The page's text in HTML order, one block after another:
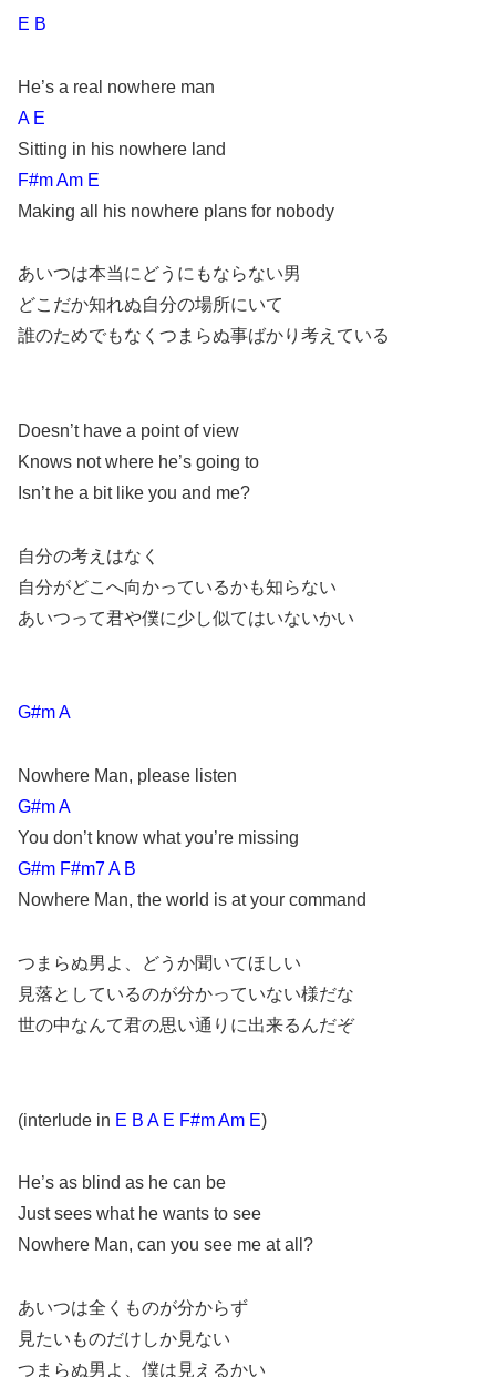
E B
He’s a real nowhere man
A E
Sitting in his nowhere land
F#m Am E
Making all his nowhere plans for nobody
あいつは本当にどうにもならない男
どこだか知れぬ自分の場所にいて
誰のためでもなくつまらぬ事ばかり考えている
Doesn’t have a point of view
Knows not where he’s going to
Isn’t he a bit like you and me?
自分の考えはなく
自分がどこへ向かっているかも知らない
あいつって君や僕に少し似てはいないかい
G#m A
Nowhere Man, please listen
G#m A
You don’t know what you’re missing
G#m F#m7 A B
Nowhere Man, the world is at your command
つまらぬ男よ、どうか聞いてほしい
見落としているのが分かっていない様だな
世の中なんて君の思い通りに出来るんだぞ
(interlude in E B A E F#m Am E)
He’s as blind as he can be
Just sees what he wants to see
Nowhere Man, can you see me at all?
あいつは全くものが分からず
見たいものだけしか見ない
つまらぬ男よ、僕は見えるかい